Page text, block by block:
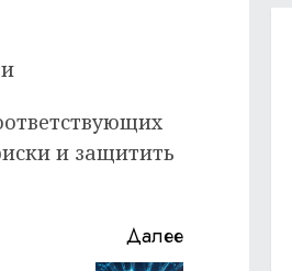
и защитить
Далее